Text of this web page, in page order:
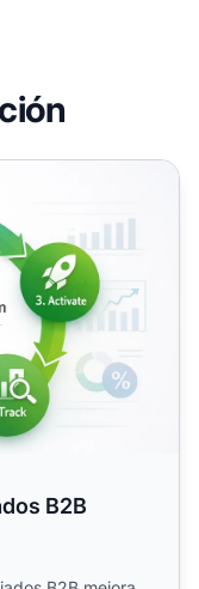
la generación
B2B